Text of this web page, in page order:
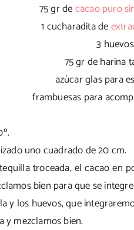
75 gr decacao puro
1 cucharadita de
3 huevos
75 gr de harina
azúcar glas para
frambuesas para
uno cuadrado de 20 cm.
troceada, el cacao en
bien para que se
y los huevos, que
y mezclamos bien.